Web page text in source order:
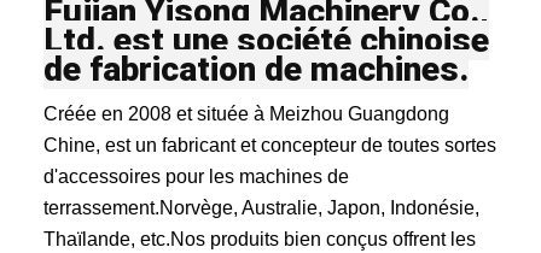
Fujian Yisong Machinery Co.,
Ltd. est une société chinoise
de fabrication de machines.
Créée en 2008 et située à Meizhou Guangdong
Chine, est un fabricant et concepteur de toutes sortes
d'accessoires pour les machines de
terrassement.Norvège, Australie, Japon, Indonésie,
Thaïlande, etc.Nos produits bien conçus offrent les